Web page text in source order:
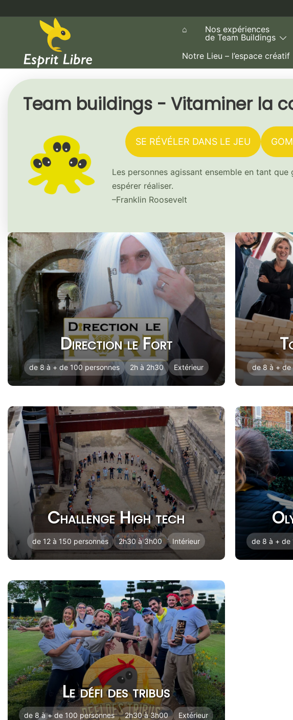
⌂
Nos expériences
de Team Buildings
Notre Lieu – l’espace créatif
Team buildings - Vitaminer la
SE RÉVÉLER DANS LE JEU
Les personnes agissant ensemble en tant
espérer réaliser.
–Franklin Roosevelt
Direction le Fort
de 8 à + de 100 personnes 2h à 2h30 Extérieur de 8 à + de
Challenge High tech
de 12 à 150 personnes 2h30 à 3h00 Intérieur de 8 à + de
Le défi des tribus
de 8 à + de 100 personnes 2h30 à 3h00 Extérieur